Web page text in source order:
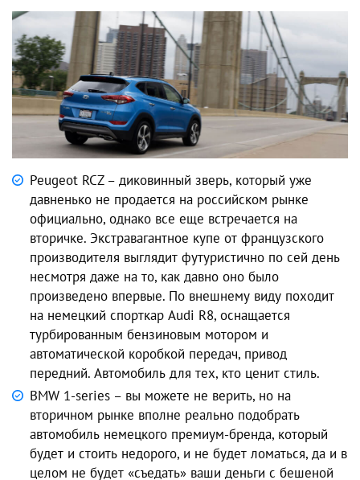
Peugeot RCZ – диковинный зверь, который уже
давненько не продается на российском рынке
официально, однако все еще встречается на
вторичке. Экстравагантное купе от французского
производителя выглядит футуристично по сей день
несмотря даже на то, как давно оно было
произведено впервые. По внешнему виду походит
на немецкий спорткар Audi R8, оснащается
турбированным бензиновым мотором и
автоматической коробкой передач, привод
передний. Автомобиль для тех, кто ценит стиль.
BMW 1-series – вы можете не верить, но на
вторичном рынке вполне реально подобрать
автомобиль немецкого премиум-бренда, который
будет и стоить недорого, и не будет ломаться, да и в
целом не будет «съедать» ваши деньги с бешеной